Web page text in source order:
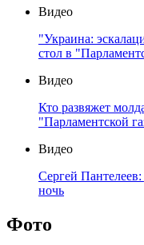
Видео
"Украина:
стол в
Видео
Кто развяжет
"Парламентской
Видео
Сергей
ночь
Фото